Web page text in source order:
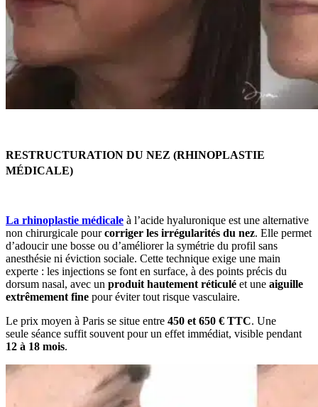
RESTRUCTURATION DU NEZ (RHINOPLASTIE
MÉDICALE)
La rhinoplastie médicale à l’acide hyaluronique est une alternative
non chirurgicale pourcorriger les irrégularités du nez. Elle permet
d’adoucir une bosse ou d’améliorer la symétrie du profil sans
anesthésie ni éviction sociale. Cette technique exige une main
experte : les injections se font en surface, à des points précis du
dorsum nasal, avec un produit hautement réticulé et une aiguille
extrêmement fine pour éviter tout risque vasculaire.
Le prix moyen à Paris se situe entre 450 et 650 € TTC. Une
seule séance suffit souvent pour un effet immédiat, visible pendant
12 à 18 mois.